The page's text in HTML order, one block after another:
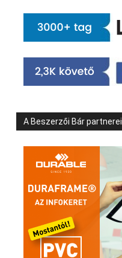
A Beszerzői Bár partnerei